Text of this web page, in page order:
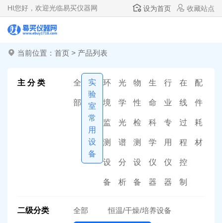
HI您好，欢迎光临易买仪器网 设为首页 收藏站点
当前位置： 首页 > 产品列表
主 分 类 全
部
实
验
室
常
用
设
备
环
境
监
测
设
备
光
学
光
谱
分
析
物
性
检
测
设
备
生
命
科
学
仪
器
行
业
专
用
仪
器
在
线
过
程
控
制
配
件
耗
材
二级分类 全部 恒温/干燥/培养设备